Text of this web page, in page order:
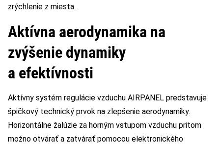
zrýchlenie z miesta.
Aktívna aerodynamika na
zvýšenie dynamiky
a efektívnosti
Aktívny systém regulácie vzduchu AIRPANEL predstavuje
špičkový technický prvok na zlepšenie aerodynamiky.
Horizontálne žalúzie za horným vstupom vzduchu pritom
možno otvárať a zatvárať pomocou elektronického